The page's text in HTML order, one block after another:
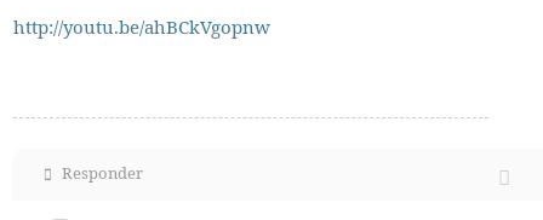
http://youtu.be/ahBCkVgopnw
Responder